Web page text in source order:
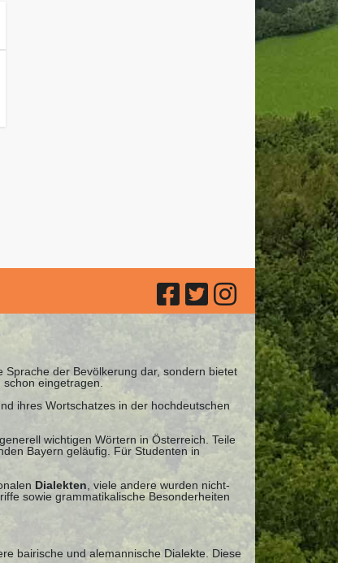
Sprache der Bevölkerung dar, sondern bietet
eingetragen.
ihres Wortschatzes in der hochdeutschen
wichtigen Wörtern in Österreich. Teile
Bayern geläufig. Für Studenten in
Dialekten, viele andere wurden nicht-
sowie grammatikalische Besonderheiten
bairische und alemannische Dialekte. Diese